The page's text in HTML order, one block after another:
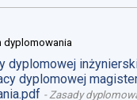
dyplomowania
dyplomowej
dyplomowej
- Zasady